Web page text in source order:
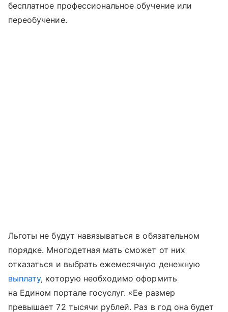
бесплатное профессиональное обучение или
переобучение.
Льготы не будут навязываться в обязательном
порядке. Многодетная мать сможет от них
отказаться и выбрать ежемесячную денежную
выплату, которую необходимо оформить
на Едином портале госуслуг. «Ее размер
превышает 72 тысячи рублей. Раз в год она будет